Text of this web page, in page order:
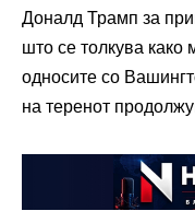
Доналд Трамп за
што се толкува како
односите со
на теренот